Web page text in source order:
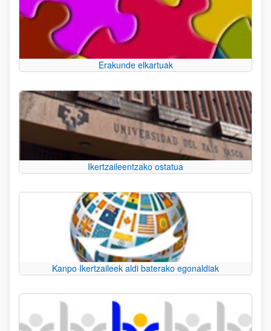
Erakunde elkartuak
Ikertzaileentzako ostatua
Kanpo Ikertzaileek aldi baterako egonaldiak